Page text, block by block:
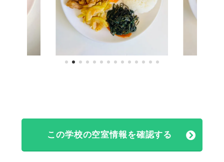
この学校の空室情報を確認する